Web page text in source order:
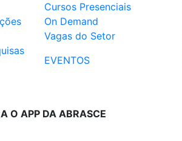
Cursos Presenciais
On Demand
Vagas do Setor
EVENTOS
O APP DA ABRASCE